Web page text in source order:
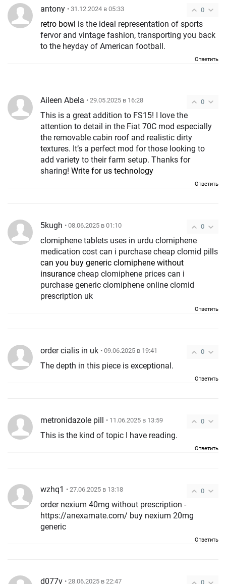
0
antony • 31.12.2024 в 05:33
retro bowl is the ideal representation of sports
fervor and vintage fashion, transporting you back
to the heyday of American football.
Ответить
0
Aileen Abela • 29.05.2025 в 16:28
This is a great addition to FS15! I love the
attention to detail in the Fiat 70C mod especially
the removable cabin roof and realistic dirty
textures. It’s a perfect mod for those looking to
add variety to their farm setup. Thanks for
sharing! Write for us technology
Ответить
0
5kugh • 08.06.2025 в 01:10
clomiphene tablets uses in urdu clomiphene
medication cost can i purchase cheap clomid pills
can you buy generic clomiphene without
insurance cheap clomiphene prices can i
purchase generic clomiphene online clomid
prescription uk
Ответить
0
order cialis in uk • 09.06.2025 в 19:41
The depth in this piece is exceptional.
Ответить
0
metronidazole pill • 11.06.2025 в 13:59
This is the kind of topic I have reading.
Ответить
0
wzhq1 • 27.06.2025 в 13:18
order nexium 40mg without prescription -
https://anexamate.com/ buy nexium 20mg
generic
Ответить
0
d077v • 28.06.2025 в 22:47